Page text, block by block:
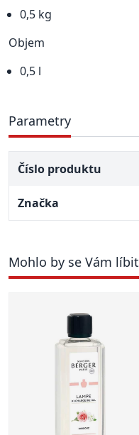
0,5 kg
Objem
0,5 l
Parametry
Číslo produktu
Značka
Mohlo by se Vám líbit